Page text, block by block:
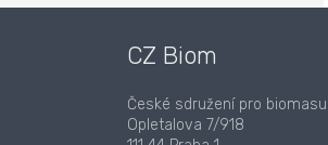
CZ Biom
České sdružení pro biomasu
Opletalova 7/918